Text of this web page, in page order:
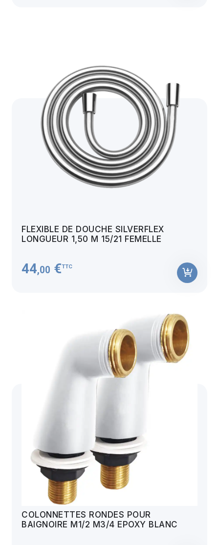
FLEXIBLE DE DOUCHE SILVERFLEX
LONGUEUR 1,50 M 15/21 FEMELLE
44,00 €TTC
COLONNETTES RONDES POUR
BAIGNOIRE M1/2 M3/4 EPOXY BLANC